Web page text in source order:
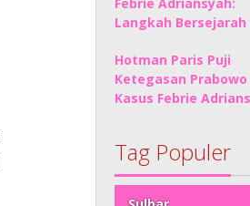
Langkah Bersejarah
Hotman Paris Puji
Ketegasan Prabowo
Kasus Febrie
Tag Populer